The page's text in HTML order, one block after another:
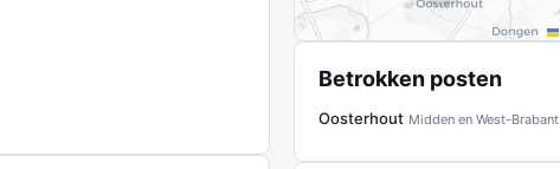
Betrokken posten
Oosterhout Midden en West-Brabant